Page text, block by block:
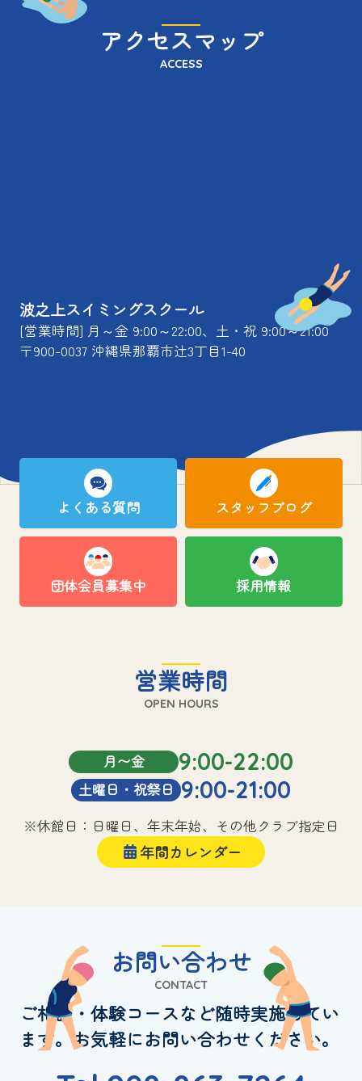
アクセスマップ
ACCESS
波之上スイミングスクール
[営業時間] 月～金 9:00～22:00、土・祝 9:00～21:00
〒900-0037 沖縄県那覇市辻3丁目1-40
よくある質問 スタッフブログ
団体会員募集中 採用情報
営業時間
OPEN HOURS
月〜金 9:00-22:00
土曜日・祝祭日 9:00-21:00
※休館日：日曜日、年末年始、その他クラブ指定日
年間カレンダー
お問い合わせ
CONTACT
ご相談・体験コースなど随時実施してい
ます。お気軽にお問い合わせください。